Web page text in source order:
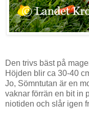
Den trivs bäst på
Höjden blir ca 30-40
Jo, Sömntutan är en
vaknar förrän en bit in
niotiden och slår igen